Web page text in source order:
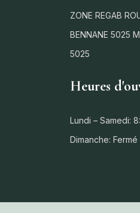
ZONE REGAB
BENNANE 5025
5025
Heures
Lundi – Samedi:
Dimanche: Fermé